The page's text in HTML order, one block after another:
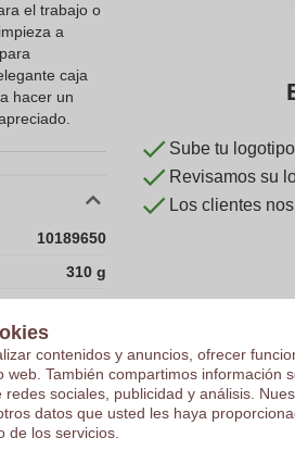
el trabajo o
a
caja
hacer un
10189650
310 g
9 cm
CHINA
Sube tu
Revisamos su
Los clientes
contenidos y anuncios, ofrecer
web. También compartimos información
sociales, publicidad y análisis.
datos que usted les haya
de los servicios.